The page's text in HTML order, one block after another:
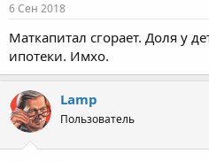
6 Сен 2018
Маткапитал сгорает. Доля у
ипотеки. Имхо.
Lamp
Пользователь